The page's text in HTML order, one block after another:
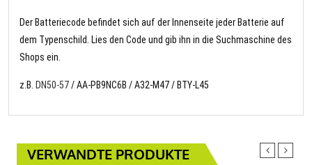
Der Batteriecode befindet sich auf der Innenseite jeder Batterie auf
dem Typenschild. Lies den Code und gib ihn in die Suchmaschine des
Shops ein.
z.B. DN50-57/ AA-PB9NC6B / A32-M47 / BTY-L45
VERWANDTE PRODUKTE